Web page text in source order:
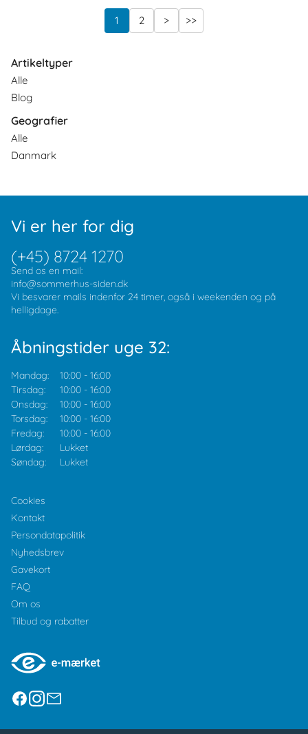
1 2 > >>
Artikeltyper
Alle
Blog
Geografier
Alle
Danmark
Vi er her for dig
(+45) 8724 1270
Send os en mail:
info@sommerhus-siden.dk
Vi besvarer mails indenfor 24 timer, også i weekenden og på
helligdage.
Åbningstider uge 32:
Mandag: 10:00 - 16:00
Tirsdag:
10:00 - 16:00
Onsdag:
10:00 - 16:00
Torsdag:
10:00 - 16:00
Fredag:
10:00 - 16:00
Lørdag:
Lukket
Søndag:
Lukket
Cookies
Kontakt
Persondatapolitik
Nyhedsbrev
Gavekort
FAQ
Om os
Tilbud og rabatter